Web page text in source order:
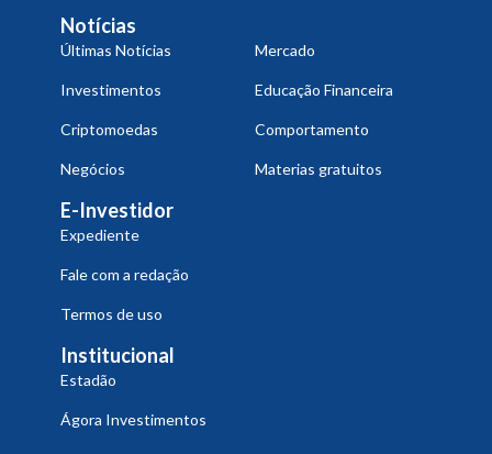
Notícias
Últimas Notícias Mercado
Investimentos Educação Financeira
Criptomoedas Comportamento
Negócios Materias gratuitos
E-Investidor
Expediente
Fale com a redação
Termos de uso
Institucional
Estadão
Ágora Investimentos